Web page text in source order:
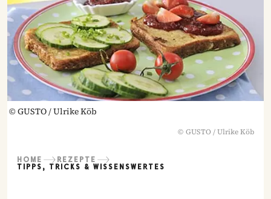
©GUSTO / Ulrike Köb
© GUSTO / Ulrike Köb
HOME
REZEPTE
TIPPS, TRICKS & WISSENSWERTES